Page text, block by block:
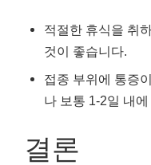
적절한 휴식을 취
것이 좋습니다.
접종 부위에 통증
나 보통 1-2일 내
결론